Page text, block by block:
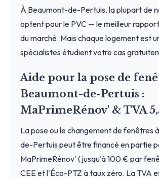
À Beaumont-de-Pertuis, la plupart de
optent pour le PVC — le meilleur
du marché. Mais chaque logement est
spécialistes étudient votre cas
Aide pour la pose de
Beaumont-de-Pertuis :
MaPrimeRénov' & TVA
La pose ou le changement de fenêtres
de-Pertuis peut être financé en partie
MaPrimeRénov' (jusqu'à 100 € par
CEE et l'Éco-PTZ à taux zéro. La TVA